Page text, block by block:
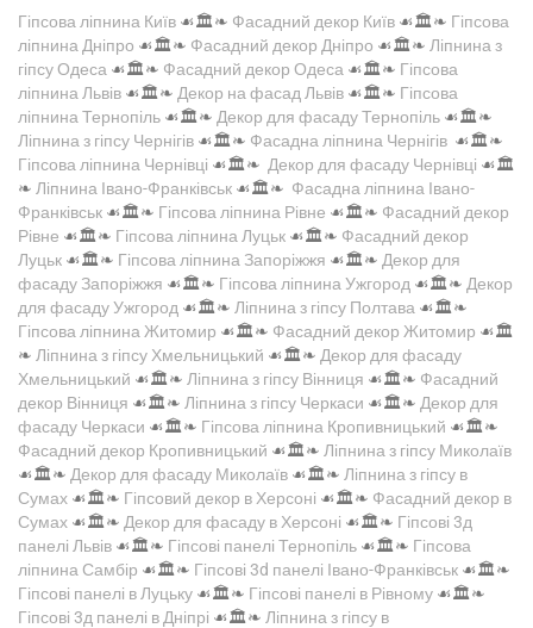
Гіпсова ліпнина Київ ☙🏛️❧ Фасадний декор Київ ☙🏛️❧ Гіпсова
ліпнина Дніпро ☙🏛️❧ Фасадний декор Дніпро ☙🏛️❧ Ліпнина з
гіпсу Одеса ☙🏛️❧ Фасадний декор Одеса ☙🏛️❧ Гіпсова
ліпнина Львів ☙🏛️❧ Декор на фасад Львів ☙🏛️❧ Гіпсова
ліпнина Тернопіль ☙🏛️❧ Декор для фасаду Тернопіль ☙🏛️❧
Ліпнина з гіпсу Чернігів ☙🏛️❧ Фасадна ліпнина Чернігів ☙🏛️❧
Гіпсова ліпнина Чернівці ☙🏛️❧ Декор для фасаду Чернівці ☙🏛️
❧ Ліпнина Івано-Франківськ ☙🏛️❧ Фасадна ліпнина Івано-
Франківськ ☙🏛️❧ Гіпсова ліпнина Рівне ☙🏛️❧ Фасадний декор
Рівне ☙🏛️❧ Гіпсова ліпнина Луцьк ☙🏛️❧ Фасадний декор
Луцьк ☙🏛️❧ Гіпсова ліпнина Запоріжжя ☙🏛️❧ Декор для
фасаду Запоріжжя ☙🏛️❧ Гіпсова ліпнина Ужгород ☙🏛️❧ Декор
для фасаду Ужгород ☙🏛️❧ Ліпнина з гіпсу Полтава ☙🏛️❧
Гіпсова ліпнина Житомир ☙🏛️❧ Фасадний декор Житомир ☙🏛️
❧ Ліпнина з гіпсу Хмельницький ☙🏛️❧ Декор для фасаду
Хмельницький ☙🏛️❧ Ліпнина з гіпсу Вінниця ☙🏛️❧ Фасадний
декор Вінниця ☙🏛️❧ Ліпнина з гіпсу Черкаси ☙🏛️❧ Декор для
фасаду Черкаси ☙🏛️❧ Гіпсова ліпнина Кропивницький ☙🏛️❧
Фасадний декор Кропивницький ☙🏛️❧ Ліпнина з гіпсу Миколаїв
☙🏛️❧ Декор для фасаду Миколаїв ☙🏛️❧ Ліпнина з гіпсу в
Сумах ☙🏛️❧ Гіпсовий декор в Херсоні ☙🏛️❧ Фасадний декор в
Сумах ☙🏛️❧ Декор для фасаду в Херсоні ☙🏛️❧ Гіпсові 3д
панелі Львів ☙🏛️❧ Гіпсові панелі Тернопіль ☙🏛️❧ Гіпсова
ліпнина Самбір ☙🏛️❧ Гіпсові 3d панелі Івано-Франківськ ☙🏛️❧
Гіпсові панелі в Луцьку ☙🏛️❧ Гіпсові панелі в Рівному ☙🏛️❧
Гіпсові 3д панелі в Дніпрі ☙🏛️❧ Ліпнина з гіпсу в